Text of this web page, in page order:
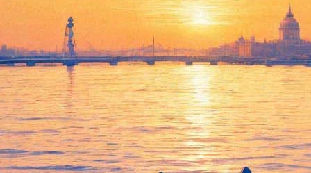
Ботанический сад открывает свои двери вечером в День Всех
Влюбленных.
14 февраля 2014 г. субтропические оранжереи будут работать
весь вечер с 18.00 до 22.00 (касса закрывается в 21.30) -
сообщается на сайте Ботанического сада.
На субтропическом маршруте можно увидеть как растут
камелии, цитрусовые, азалии, эвкалипты и другие.
Современная оранжерейная коллекция насчитывает около 9